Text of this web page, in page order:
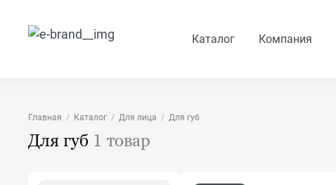
Каталог Компания
Главная Каталог Для лица Для губ
Для губ 1 товар